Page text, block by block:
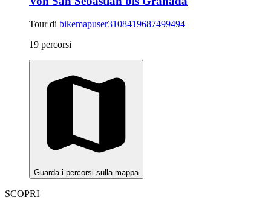
Tour di bikemapuser3108419687499494
19 percorsi
Guarda i percorsi sulla mappa
SCOPRI